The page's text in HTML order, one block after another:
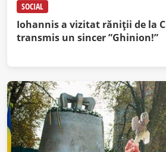
SOCIAL
Iohannis a vizitat răniții de la
transmis un sincer ”Ghinion!”